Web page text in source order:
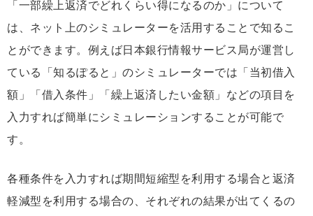
「一部繰上返済でどれくらい得になるのか」について
は、ネット上のシミュレーターを活用することで知るこ
とができます。例えば日本銀行情報サービス局が運営し
ている「知るぽると」のシミュレーターでは「当初借入
額」「借入条件」「繰上返済したい金額」などの項目を
入力すれば簡単にシミュレーションすることが可能で
す。
各種条件を入力すれば期間短縮型を利用する場合と返済
軽減型を利用する場合の、それぞれの結果が出てくるの